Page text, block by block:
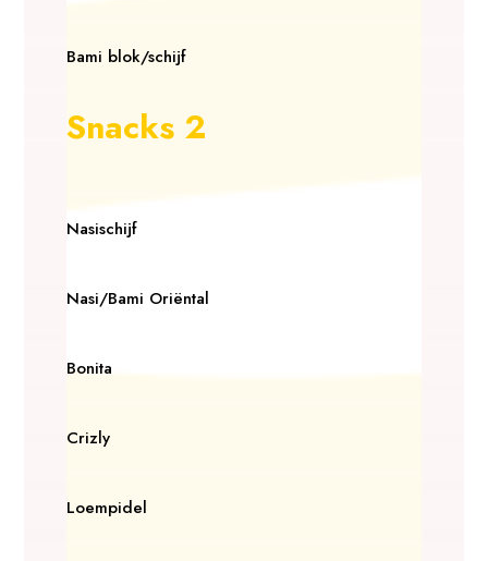
Bami blok/schijf
Snacks 2
Nasischijf
Nasi/Bami Oriëntal
Bonita
Crizly
Loempidel